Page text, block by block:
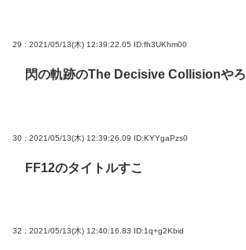
29 : 2021/05/13(木) 12:39:22.05 ID:fh3UKhm00
閃の軌跡のThe Decisive Collisionやろ
30 : 2021/05/13(木) 12:39:26.09 ID:KYYgaPzs0
FF12のタイトルすこ
32 : 2021/05/13(木) 12:40:16.83 ID:1q+g2Kbid